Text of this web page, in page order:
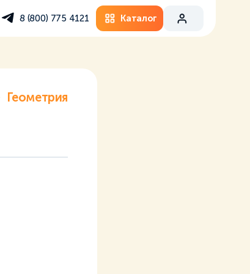
8 (800) 775 4121 Каталог
Геометрия